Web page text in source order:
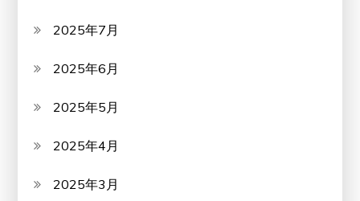
2025年7月
2025年6月
2025年5月
2025年4月
2025年3月